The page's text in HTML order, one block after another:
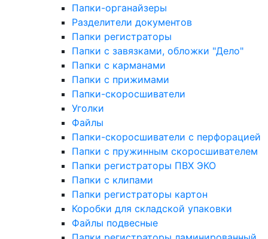
Папки-органайзеры
Разделители документов
Папки регистраторы
Папки с завязками, обложки "Дело"
Папки с карманами
Папки с прижимами
Папки-скоросшиватели
Уголки
Файлы
Папки-скоросшиватели с перфорацией
Папки с пружинным скоросшивателем
Папки регистраторы ПВХ ЭКО
Папки с клипами
Папки регистраторы картон
Коробки для складской упаковки
Файлы подвесные